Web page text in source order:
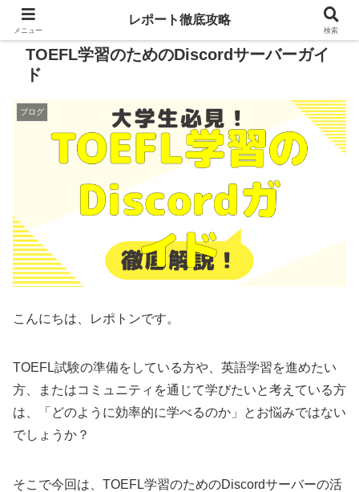
TOEFL学習のためのDiscordサーバーガイ
ド
ブログ
こんにちは、レポトンです。
TOEFL試験の準備をしている方や、英語学習を進めたい
方、またはコミュニティを通じて学びたいと考えている方
は、「どのように効率的に学べるのか」とお悩みではない
でしょうか？
そこで今回は、TOEFL学習のためのDiscordサーバーの活
メニュー
レポート徹底攻略
検索